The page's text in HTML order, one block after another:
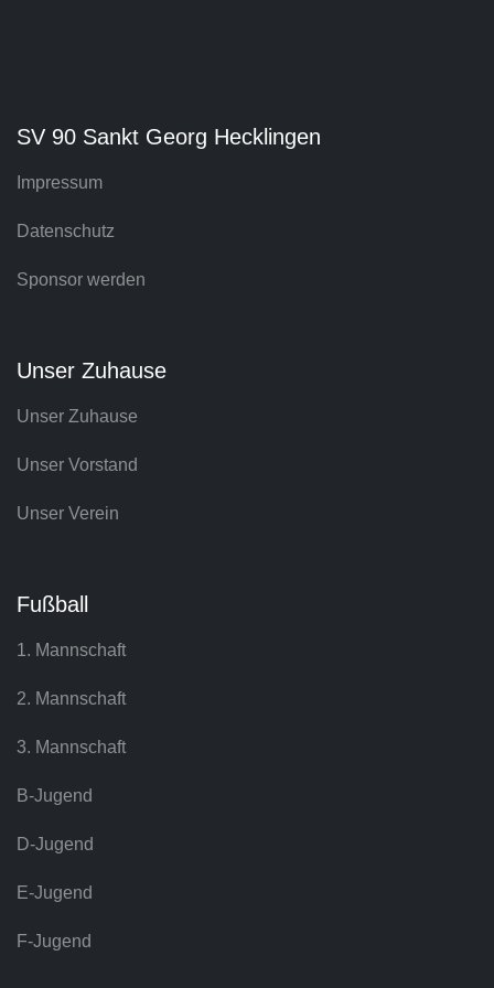
SV 90 Sankt Georg Hecklingen
Impressum
Datenschutz
Sponsor werden
Unser Zuhause
Unser Zuhause
Unser Vorstand
Unser Verein
Fußball
1. Mannschaft
2. Mannschaft
3. Mannschaft
B-Jugend
D-Jugend
E-Jugend
F-Jugend